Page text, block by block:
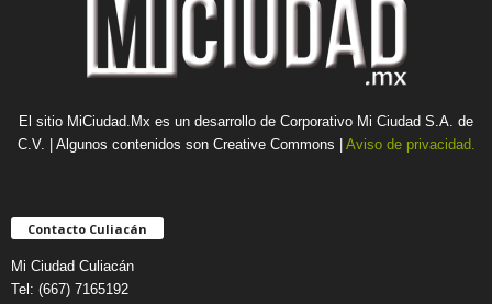
El sitio MiCiudad.Mx es un desarrollo de Corporativo Mi Ciudad S.A. de
C.V. | Algunos contenidos son Creative Commons | Aviso de privacidad.
Contacto Culiacán
Mi Ciudad Culiacán
Tel: (667) 7165192